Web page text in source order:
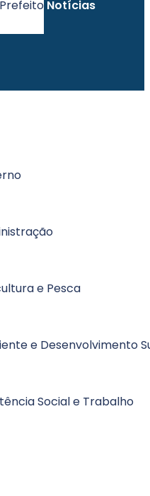
Notícias
e Pesca
e Desenvolvimento
Social e Trabalho